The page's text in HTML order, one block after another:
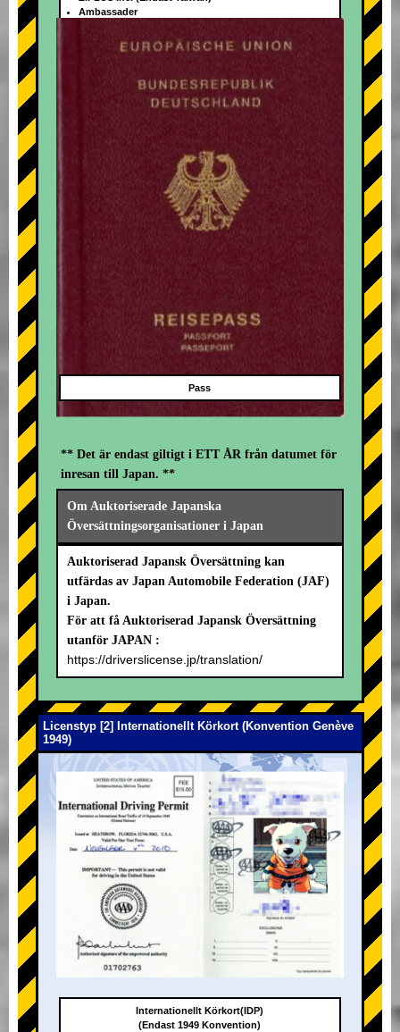
+
Ambassader
Pass
** Det är endast giltigt i ETT ÅR från datumet för
inresan till Japan. **
Om Auktoriserade Japanska
Översättningsorganisationer i Japan
Auktoriserad Japansk Översättning kan
utfärdas av Japan Automobile Federation (JAF)
i Japan.
För att få Auktoriserad Japansk Översättning
utanför JAPAN :
https://driverslicense.jp/translation/
Licenstyp [2] Internationellt Körkort (Konvention Genève
1949)
Internationellt Körkort(IDP)
(Endast 1949 Konvention)